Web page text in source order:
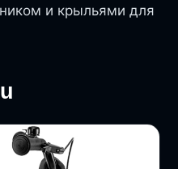
и крыльями для